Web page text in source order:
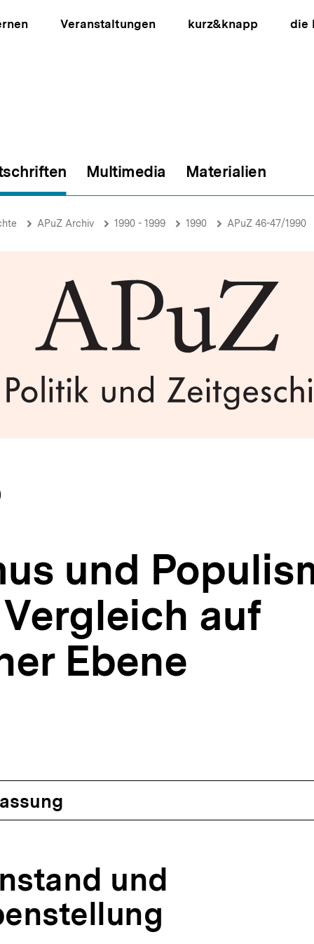
Veranstaltungen kurz&knapp die
Multimedia Materialien
APuZ Archiv 1990 - 1999 1990 APuZ 46-47/1990
und
auf
Ebene
und